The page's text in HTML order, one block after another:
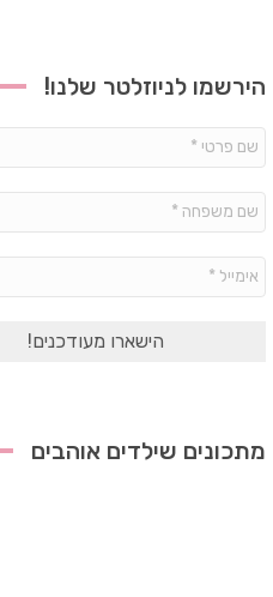
הירשמו לניוזלטר שלנו!
מתכונים שילדים אוהבים